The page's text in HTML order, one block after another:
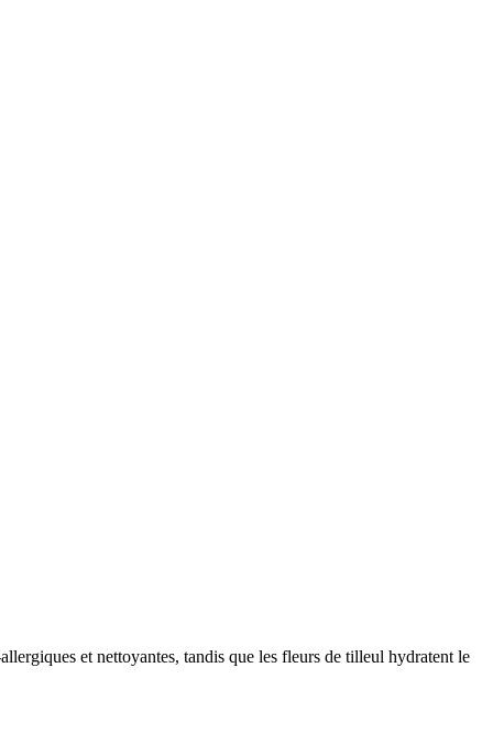
et nettoyantes, tandis que les fleurs de tilleul hydratent le